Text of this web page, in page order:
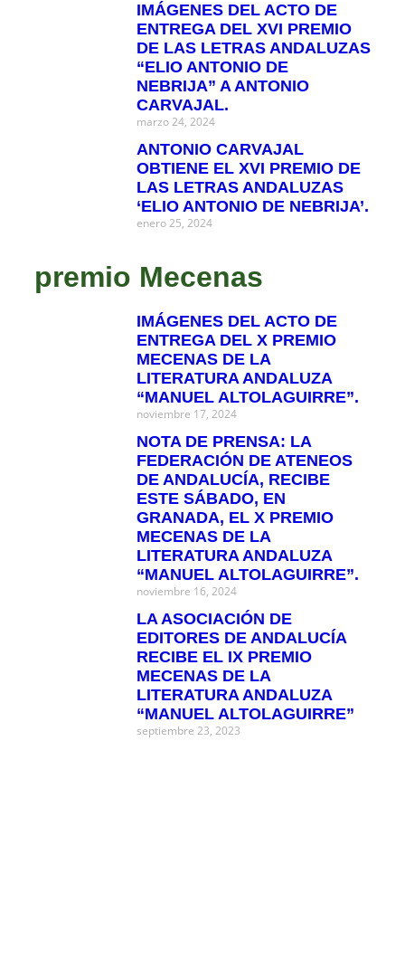
IMÁGENES DEL ACTO DE
ENTREGA DEL XVI PREMIO
DE LAS LETRAS ANDALUZAS
“ELIO ANTONIO DE
NEBRIJA” A ANTONIO
CARVAJAL.
marzo 24, 2024
ANTONIO CARVAJAL
OBTIENE EL XVI PREMIO DE
LAS LETRAS ANDALUZAS
‘ELIO ANTONIO DE NEBRIJA’.
enero 25, 2024
premio Mecenas
IMÁGENES DEL ACTO DE
ENTREGA DEL X PREMIO
MECENAS DE LA
LITERATURA ANDALUZA
“MANUEL ALTOLAGUIRRE”.
noviembre 17, 2024
NOTA DE PRENSA: LA
FEDERACIÓN DE ATENEOS
DE ANDALUCÍA, RECIBE
ESTE SÁBADO, EN
GRANADA, EL X PREMIO
MECENAS DE LA
LITERATURA ANDALUZA
“MANUEL ALTOLAGUIRRE”.
noviembre 16, 2024
LA ASOCIACIÓN DE
EDITORES DE ANDALUCÍA
RECIBE EL IX PREMIO
MECENAS DE LA
LITERATURA ANDALUZA
“MANUEL ALTOLAGUIRRE”
septiembre 23, 2023